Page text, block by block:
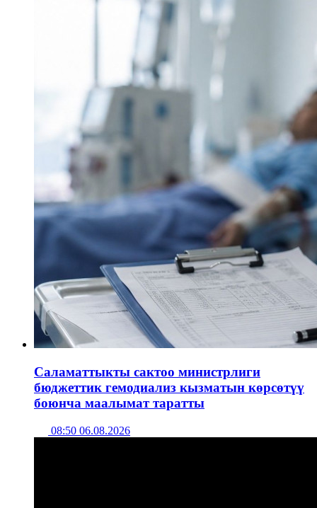
Саламаттыкты сактоо министрлиги
бюджеттик гемодиализ кызматын көрсөтүү
боюнча маалымат таратты
08:50 06.08.2026